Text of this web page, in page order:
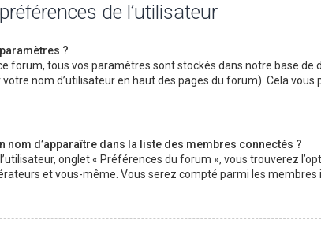
de l’utilisateur
?
forum, tous vos paramètres sont stockés dans notre base de
nom d’utilisateur en haut des pages du forum). Cela
nom d’apparaître dans la liste des membres connectés ?
onglet « Préférences du forum », vous trouverez
et vous-même. Vous serez compté parmi les membres